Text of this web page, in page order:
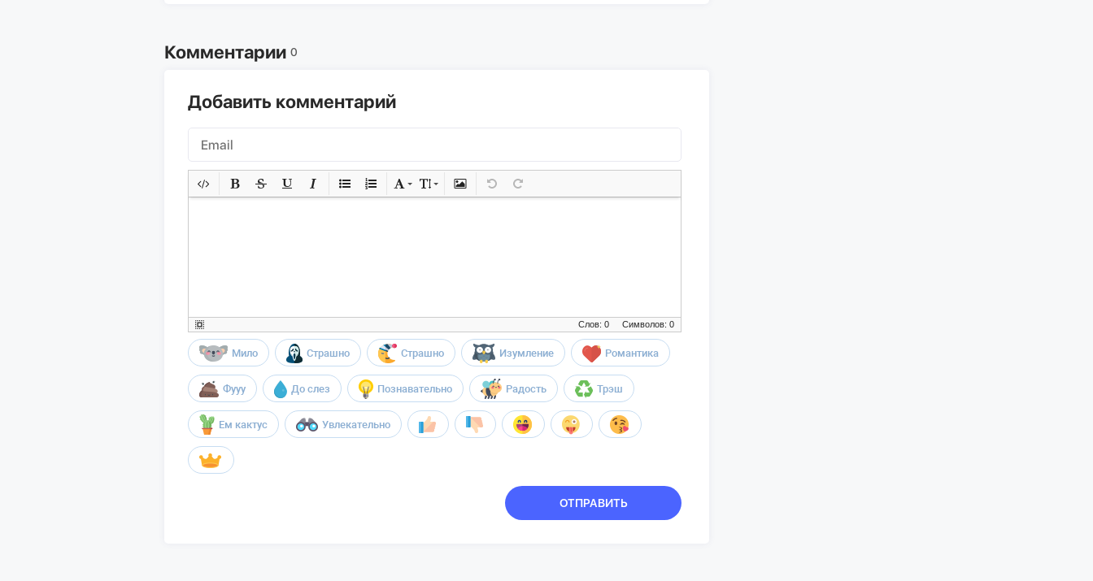
Комментарии 0
Добавить комментарий
Символов: 0
Слов: 0
Мило Страшно Страшно Изумление Романтика
Фууу До слез Познавательно Радость Трэш
Ем кактус Увлекательно
ОТПРАВИТЬ